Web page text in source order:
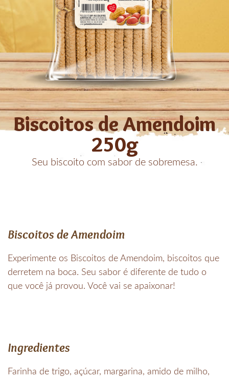
Biscoitos de Amendoim
250g
Seu biscoito com sabor de sobremesa.
Biscoitos de Amendoim
Experimente os Biscoitos de Amendoim, biscoitos que
derretem na boca. Seu sabor é diferente de tudo o
que você já provou. Você vai se apaixonar!
Ingredientes
Farinha de trigo, açúcar, margarina, amido de milho,